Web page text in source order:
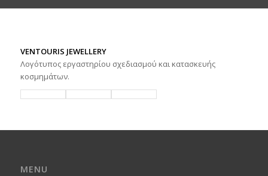
VENTOURIS JEWELLERY
Λογότυπος εργαστηρίου σχεδιασμού και κατασκευής
κοσμημάτων.
MENU